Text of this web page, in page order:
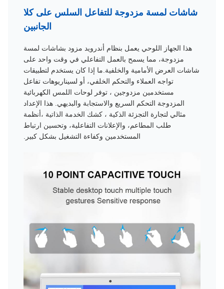
شاشات لمسة مزدوجة للتفاعل السلس على كلا
الجانبين
هذا الجهاز اللوحي يعمل بنظام أندرويد مزود بشاشات لمسة
مزدوجة، مما يسمح بالعمل التفاعلي في وقت واحد على
شاشات العرض الأمامية والخلفية.ما إذا كان يستخدم لتطبيقات
تواجه العملاء والتحكم الخلفي، أو لسيناريوهات تفاعل
مستخدمين مزدوجين ، توفر لوحات اللمس الكهربائية
المزدوجة التحكم السريع والاستجابة والبديهي. هذا الإعداد
مثالي لتجارة التجزئة الذكية ، كشك الخدمة الذاتية ،أنظمة
طلب المطاعم، والإعلانات التفاعلية، وتحسين ارتباط
المستخدمين وكفاءة التشغيل بشكل كبير.